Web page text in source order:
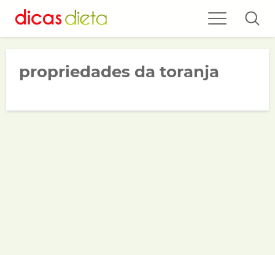
propriedades da toranja